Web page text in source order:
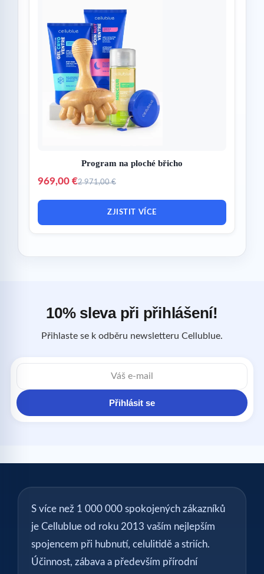
Program na ploché břicho
969,00 €2 971,00 €
ZJISTIT VÍCE
10% sleva při přihlášení!
Přihlaste se k odběru newsletteru Cellublue.
E-
mailová
Přihlásit se
S více než 1 000 000 spokojených zákazníků
je Cellublue od roku 2013 vaším nejlepším
spojencem při hubnutí, celulitidě a striích.
Účinnost, zábava a především přírodní